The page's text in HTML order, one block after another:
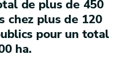
de plus de 450
chez plus de 120
pour un total
ha.